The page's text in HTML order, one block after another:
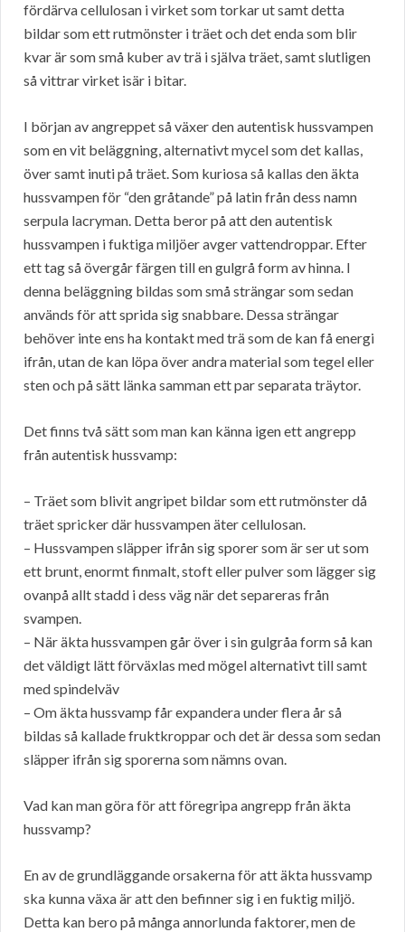
fördärva cellulosan i virket som torkar ut samt detta
bildar som ett rutmönster i träet och det enda som blir
kvar är som små kuber av trä i själva träet, samt slutligen
så vittrar virket isär i bitar.
I början av angreppet så växer den autentisk hussvampen
som en vit beläggning, alternativt mycel som det kallas,
över samt inuti på träet. Som kuriosa så kallas den äkta
hussvampen för “den gråtande” på latin från dess namn
serpula lacryman. Detta beror på att den autentisk
hussvampen i fuktiga miljöer avger vattendroppar. Efter
ett tag så övergår färgen till en gulgrå form av hinna. I
denna beläggning bildas som små strängar som sedan
används för att sprida sig snabbare. Dessa strängar
behöver inte ens ha kontakt med trä som de kan få energi
ifrån, utan de kan löpa över andra material som tegel eller
sten och på sätt länka samman ett par separata träytor.
Det finns två sätt som man kan känna igen ett angrepp
från autentisk hussvamp:
– Träet som blivit angripet bildar som ett rutmönster då
träet spricker där hussvampen äter cellulosan.
– Hussvampen släpper ifrån sig sporer som är ser ut som
ett brunt, enormt finmalt, stoft eller pulver som lägger sig
ovanpå allt stadd i dess väg när det separeras från
svampen.
– När äkta hussvampen går över i sin gulgråa form så kan
det väldigt lätt förväxlas med mögel alternativt till samt
med spindelväv
– Om äkta hussvamp får expandera under flera år så
bildas så kallade fruktkroppar och det är dessa som sedan
släpper ifrån sig sporerna som nämns ovan.
Vad kan man göra för att föregripa angrepp från äkta
hussvamp?
En av de grundläggande orsakerna för att äkta hussvamp
ska kunna växa är att den befinner sig i en fuktig miljö.
Detta kan bero på många annorlunda faktorer, men de